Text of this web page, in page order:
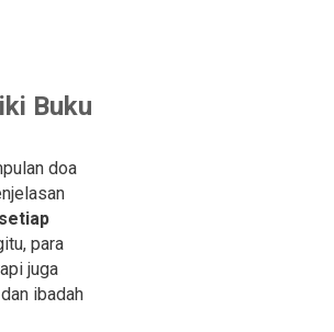
Buku
doa
para
juga
ibadah